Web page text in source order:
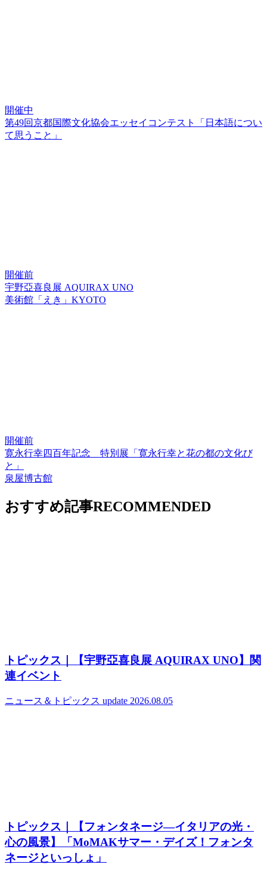
開催中
第49回京都国際文化協会エッセイコンテスト「日本語につい
て思うこと」
開催前
宇野亞喜良展 AQUIRAX UNO
美術館「えき」KYOTO
開催前
寛永行幸四百年記念 特別展「寛永行幸と花の都の文化び
と」
泉屋博古館
おすすめ記事RECOMMENDED
トピックス｜【宇野亞喜良展 AQUIRAX UNO】関
連イベント
ニュース＆トピックス update 2026.08.05
トピックス｜【フォンタネージ—イタリアの光・
心の風景】「MoMAKサマー・デイズ！フォンタ
ネージといっしょ」